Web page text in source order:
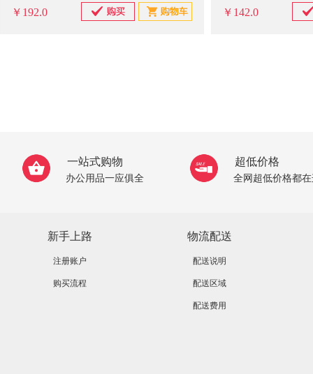
￥192.0 ￥142.0
一站式购物
办公用品一应俱全
超低价格
全网超低价格都
新手上路
注册账户
购买流程
物流配送
配送说明
配送区域
配送费用